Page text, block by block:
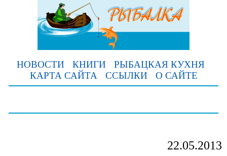
НОВОСТИ КНИГИ
РЫБАЦКАЯ КУХНЯ
КАРТА САЙТА
ССЫЛКИ О САЙТЕ
22.05.2013